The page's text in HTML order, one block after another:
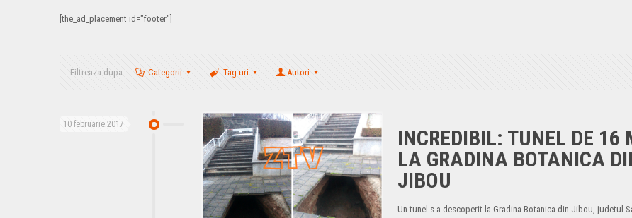
[the_ad_placement id="footer"]
Filtreaza dupa Categorii Tag-uri Autori
10 februarie 2017
INCREDIBIL: TUNEL DE 16
LA GRADINA BOTANICA
JIBOU
Un tunel s-a descoperit la Gradina Botanica din Jibou, judetul